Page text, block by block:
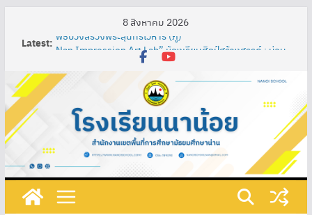
8 สิงหาคม 2026
Latest: พิธีบวงสรวงพระสุนทรโวหาร (ภู่)
Nan Impression Art Lab” ห้องเรียนศิลป์สร้างสรรค์ : น่าน
ในมุมมองอิมเพรสชั่นนิสต์ ผ่านกระบวนการจัดการเรียนรู้
เทคนิค SAND Model เพื่อพัฒนาความรู้ความเข้าใจในศิลปะ
ท้องถิ่น ผสมผสานกับศิลปะสากลของนักเรียนชั้น
มัธยมศึกษาปีที่ 3
การพัฒนาสื่อการเรียนรู้ปฏิสัมพันธ์ เรื่อง วงจรไฟฟ้าอย่าง
ง่าย โดยใช้โปรแกรม ClassPoint ร่วมกับห้องเรียนออนไลน์
และชุดอุปกรณ์ต่อวงจรไฟฟ้า รายวิชาการออกแบบและ
เทคโนโลยี ชั้นมัธยมศึกษาปีที่ 1 โรงเรียนนาน้อย
กิจกรรมวันภาษาไทยแห่งชาติและสัปดาห์ห้องสมุด ประจำปี
การศึกษา ๒๕๖๘
ที่ 219/2568 เรื่อง แต่งตั้งคณะกรรมการดําเนินงานเตรียม